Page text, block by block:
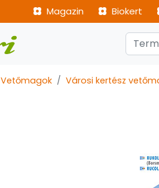
Magazin Biokert
Vetőmagok Városi kertész